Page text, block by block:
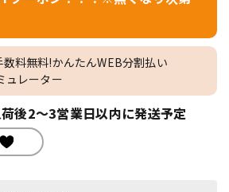
料無料!かんたんWEB分割払い
ュレーター
後2～3営業日以内に発送予定